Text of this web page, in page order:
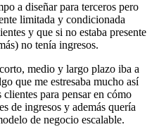
a diseñar para terceros pero
limitada y condicionada
y que si no estaba presente
no tenía ingresos.
medio y largo plazo iba a
que me estresaba mucho así
para pensar en cómo
de ingresos y además quería
de negocio escalable.